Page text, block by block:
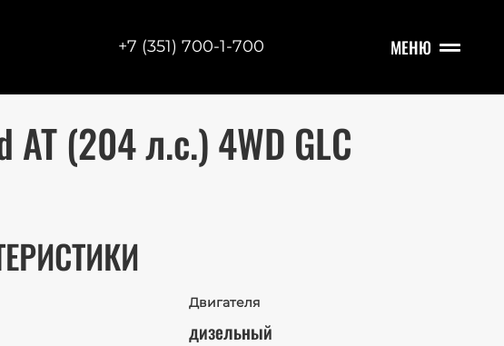
+7 (351) 700-1-700 МЕНЮ
(204 л.с.) 4WD GLC
Двигателя
дизельный